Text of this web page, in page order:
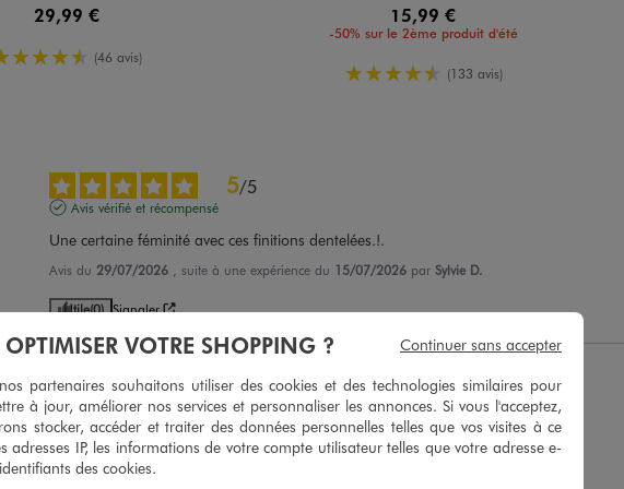
29,99 €
4.5/5 de moyenne
(46 avis)
15,99 €
-50% sur le 2ème produit d'été
4.5/5 de moyenne
(133 avis)
5/5
Avis vérifié et récompensé
Une certaine féminité avec ces finitions dentelées.!.
Avis du 29/07/2026 , suite à une expérience du 15/07/2026 par Sylvie D.
Utile(0) Signaler
4 /5
Avis vérifié et récompensé
Très sympa.. dommage qu'il n'y ait pas plus de choix de couleurs
Avis du10/07/2026
OPTIMISER VOTRE SHOPPING ?
partenaires souhaitons utiliser des cookies et des technologies similaires pour
à jour, améliorer nos services et personnaliser les annonces. Si vous l'acceptez,
stocker, accéder et traiter des données personnelles telles que vos visites à ce
adresses IP, les informations de votre compte utilisateur telles que votre adresse e-
des cookies.
Continuer sans accepter